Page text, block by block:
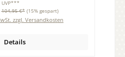
UVP***
104,95 €* (15% gespart)
zzgl. Versandkosten
Details